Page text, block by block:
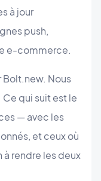
à jour
push,
e-commerce.
Bolt.new. Nous
qui suit est le
— avec les
et ceux où
rendre les deux